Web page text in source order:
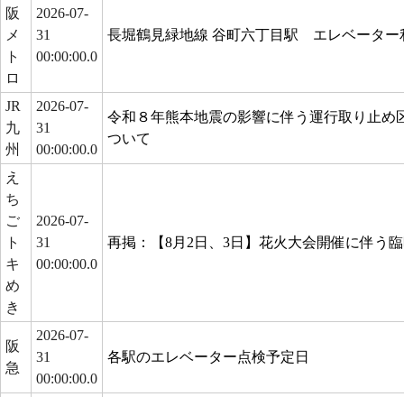
阪
メ
ト
ロ
2026-07-
31
00:00:00.0
長堀鶴見緑地線 谷町六丁目駅 エレベーター
JR
九
州
2026-07-
31
00:00:00.0
令和８年熊本地震の影響に伴う運行取り止め
ついて
え
ち
ご
ト
キ
め
き
2026-07-
31
00:00:00.0
再掲：【8月2日、3日】花火大会開催に伴う
阪
急
2026-07-
31
00:00:00.0
各駅のエレベーター点検予定日